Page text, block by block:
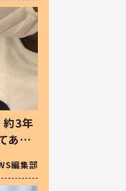
3年
あっ
編集部